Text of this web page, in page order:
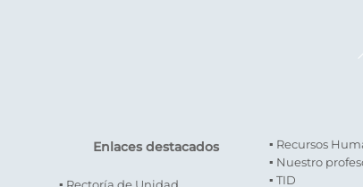
Enlaces destacados
▪ Recursos
▪ Nuestro
▪ TID